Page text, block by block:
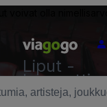
Liput -
konsertti,
urheilu